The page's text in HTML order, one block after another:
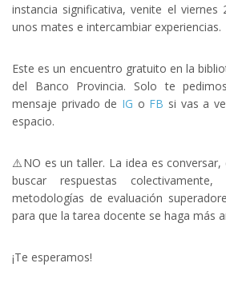
instancia significativa, venite el
unos mates e intercambiar experiencias.
Este es un encuentro gratuito en la
del Banco Provincia. Solo te
mensaje privado de IG o FB si vas a
espacio.
⚠️NO es un taller. La idea es conversar,
buscar respuestas
metodologías de evaluación
para que la tarea docente se haga más
¡Te esperamos!